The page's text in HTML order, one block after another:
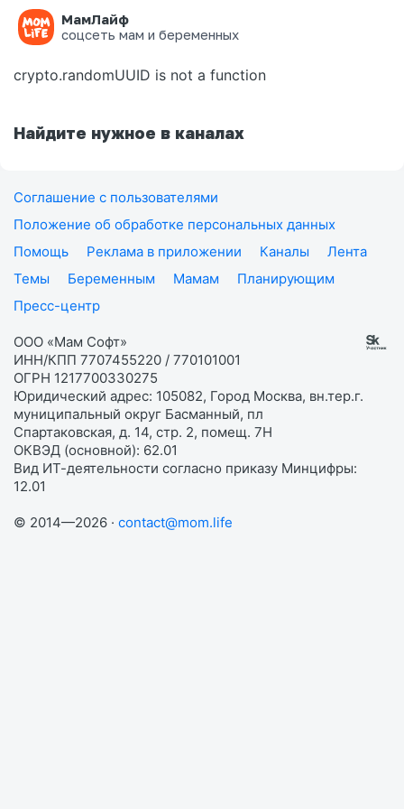
МамЛайф
соцсеть мам и беременных
Ошибка на странице
crypto.randomUUID is not a function
Найдите нужное в каналах
Соглашение с пользователями
Положение об обработке персональных данных
Помощь
Реклама в приложении Каналы
Лента
Темы
Беременным Мамам
Планирующим
Пресс-центр
ООО «Мам Софт»
ИНН/КПП 7707455220 / 770101001
ОГРН 1217700330275
Юридический адрес: 105082, Город Москва, вн.тер.г.
муниципальный округ Басманный, пл
Спартаковская, д. 14, стр. 2, помещ. 7Н
ОКВЭД (основной): 62.01
Вид ИТ-деятельности согласно приказу Минцифры:
12.01
© 2014—2026 · contact@mom.life